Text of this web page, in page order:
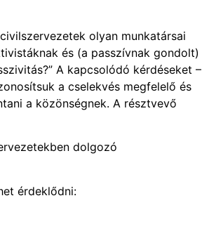
olyan munkatársai
és (a passzívnak gondolt)
A kapcsolódó kérdéseket –
a cselekvés megfelelő és
a közönségnek. A résztvevő
dolgozó
érdeklődni: